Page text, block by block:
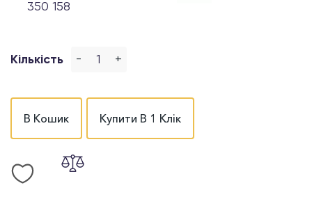
350 158
Кількість - +
В Кошик Купити В 1 Клік